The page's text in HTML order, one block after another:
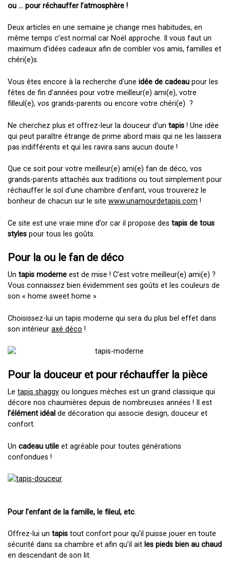
ou … pour réchauffer l’atmosphère !
Deux articles en une semaine je change mes habitudes, en
même temps c’est normal car Noël approche. Il vous faut un
maximum d’idées cadeaux afin de combler vos amis, familles et
chéri(e)s.
Vous êtes encore à la recherche d’une idée de cadeau pour les
fêtes de fin d’années pour votre meilleur(e) ami(e), votre
filleul(e), vos grands-parents ou encore votre chéri(e) ?
Ne cherchez plus et offrez-leur la douceur d’un tapis ! Une idée
qui peut paraître étrange de prime abord mais qui ne les laissera
pas indifférents et qui les ravira sans aucun doute !
Que ce soit pour votre meilleur(e) ami(e) fan de déco, vos
grands-parents attachés aux traditions ou tout simplement pour
réchauffer le sol d’une chambre d’enfant, vous trouverez le
bonheur de chacun sur le site www.unamourdetapis.com !
Ce site est une vraie mine d’or car il propose des tapis de tous
styles pour tous les goûts.
Pour la ou le fan de déco
Un tapis moderne est de mise ! C’est votre meilleur(e) ami(e) ?
Vous connaissez bien évidemment ses goûts et les couleurs de
son « home sweet home »
Choisissez-lui un tapis moderne qui sera du plus bel effet dans
son intérieur axé déco !
Pour la douceur et pour réchauffer la pièce
Le tapis shaggy ou longues mèches est un grand classique qui
décore nos chaumières depuis de nombreuses années ! Il est
l’élément idéal de décoration qui associe design, douceur et
confort.
Un cadeau utile et agréable pour toutes générations
confondues !
Pour l’enfant de la famille, le fileul, etc.
Offrez-lui un tapis tout confort pour qu’il puisse jouer en toute
sécurité dans sa chambre et afin qu’il ait les pieds bien au chaud
en descendant de son lit.